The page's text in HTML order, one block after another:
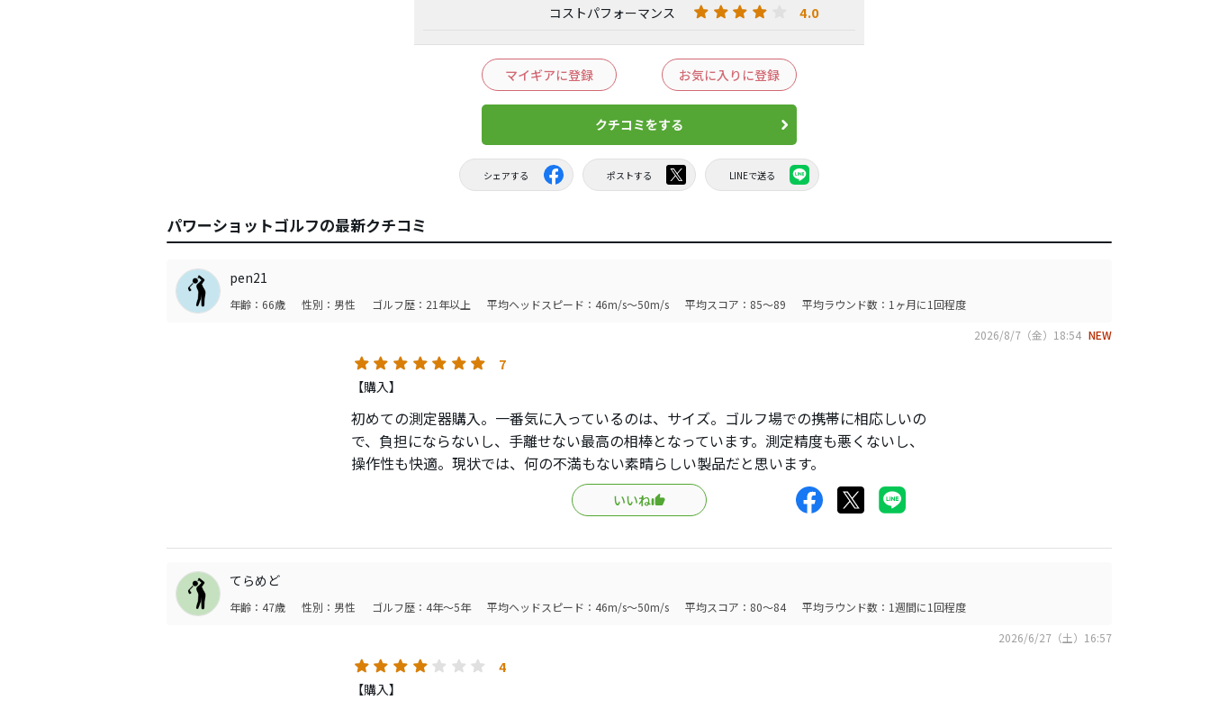
コストパフォーマンス 4.0
マイギアに登録 お気に入りに登録
クチコミをする
シェアする ポストする LINEで送る
パワーショットゴルフの最新クチコミ
pen21
年齢：66歳 性別：男性 ゴルフ歴：21年以上 平均ヘッドスピード：46m/s～50m/s 平均スコア：85～89
平均ラウンド数：1ヶ月に1回程度
2026/8/7（金）18:54 NEW
7
【購入】
初めての測定器購入。一番気に入っているのは、サイズ。ゴルフ場での携帯に相応しいの
で、負担にならないし、手離せない最高の相棒となっています。測定精度も悪くないし、
操作性も快適。現状では、何の不満もない素晴らしい製品だと思います。
いいね
てらめど
年齢：47歳 性別：男性 ゴルフ歴：4年～5年 平均ヘッドスピード：46m/s～50m/s 平均スコア：80～84
平均ラウンド数：1週間に1回程度
2026/6/27（土）16:57
4
【購入】